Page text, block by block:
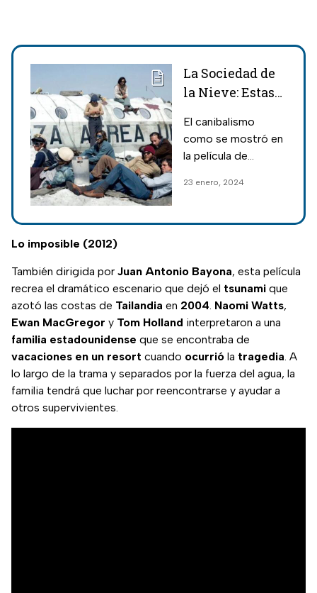
La Sociedad de
la Nieve: Estas
consecuencias
por comer carne
El canibalismo
como se mostró en
la película de
de la Nieve, puede
daños a la salud
23 enero, 2024
Lo imposible (2012)
También dirigida por Juan Antonio Bayona, esta película
recrea el dramático escenario que dejó el tsunami que
azotó las costas de Tailandia en 2004. Naomi Watts,
Ewan MacGregor y Tom Holland interpretaron a una
familia estadounidense que se encontraba de
vacaciones en un resort cuando ocurrió la tragedia. A
lo largo de la trama y separados por la fuerza del agua, la
familia tendrá que luchar por reencontrarse y ayudar a
otros supervivientes.